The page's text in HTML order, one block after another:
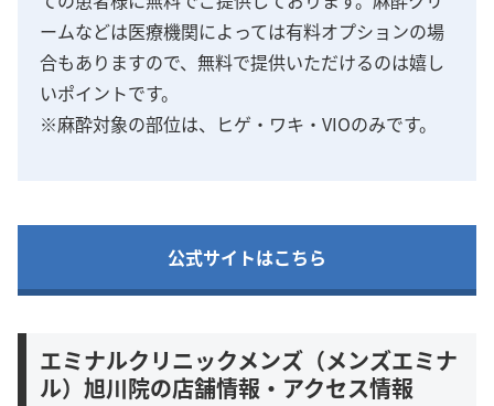
ームなどは医療機関によっては有料オプションの場
合もありますので、無料で提供いただけるのは嬉し
いポイントです。
※麻酔対象の部位は、ヒゲ・ワキ・VIOのみです。
公式サイトはこちら
エミナルクリニックメンズ（メンズエミナ
ル）旭川院の店舗情報・アクセス情報